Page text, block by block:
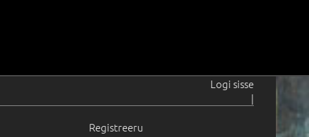
Logi sisse
|
Registreeru